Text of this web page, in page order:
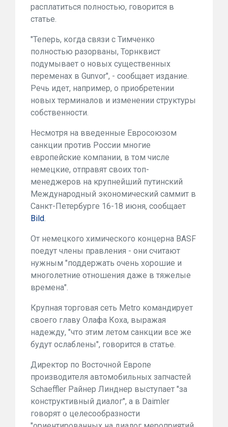
расплатиться полностью, говорится в
статье.
"Теперь, когда связи с Тимченко
полностью разорваны, Торнквист
подумывает о новых существенных
переменах в Gunvor", - сообщает издание.
Речь идет, например, о приобретении
новых терминалов и изменении структуры
собственности.
Несмотря на введенные Евросоюзом
санкции против России многие
европейские компании, в том числе
немецкие, отправят своих топ-
менеджеров на крупнейший путинский
Международный экономический саммит в
Санкт-Петербурге 16-18 июня, сообщает
Bild.
От немецкого химического концерна BASF
поедут члены правления - они считают
нужным "поддержать очень хорошие и
многолетние отношения даже в тяжелые
времена".
Крупная торговая сеть Metro командирует
своего главу Олафа Коха, выражая
надежду, "что этим летом санкции все же
будут ослаблены", говорится в статье.
Директор по Восточной Европе
производителя автомобильных запчастей
Schaeffler Райнер Линднер выступает "за
конструктивный диалог", а в Daimler
говорят о целесообразности